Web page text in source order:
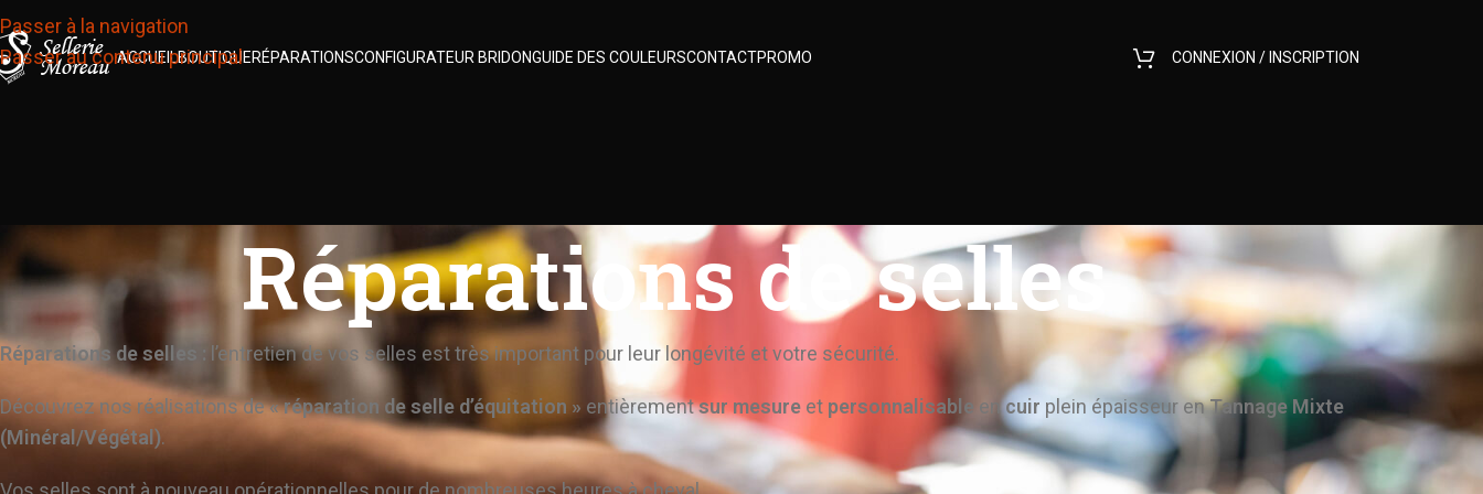
Passer à la navigation
Passer au contenu principal
ACCUEILBOUTIQUERÉPARATIONSCONFIGURATEUR BRIDONGUIDE DES COULEURSCONTACTPROMO CONNEXION / INSCRIPTION
Réparations de selles
Réparations de selles : l’entretien de vos selles est très important pour leur longévité et votre sécurité.
Découvrez nos réalisations de« réparation de selle d’équitation » entièrementsur mesure et personnalisable encuir plein épaisseur enTannage Mixte
(Minéral/Végétal).